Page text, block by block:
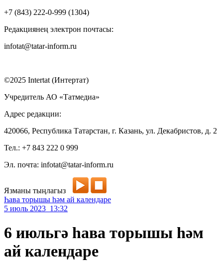
+7 (843) 222-0-999 (1304)
Редакциянең электрон почтасы:
infotat@tatar-inform.ru
©2025 Intertat (Интертат)
Учредитель АО «Татмедиа»
Адрес редакции:
420066, Республика Татарстан, г. Казань, ул. Декабристов, д. 2
Тел.: +7 843 222 0 999
Эл. почта: infotat@tatar-inform.ru
Язманы тыңлагыз
Һава торышы һәм ай календаре
5 июль 2023 13:32
6 июльгә һава торышы һәм
ай календаре